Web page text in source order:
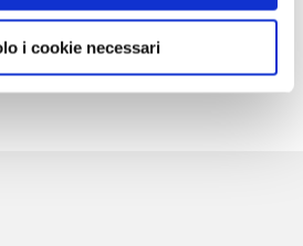
i cookie necessari